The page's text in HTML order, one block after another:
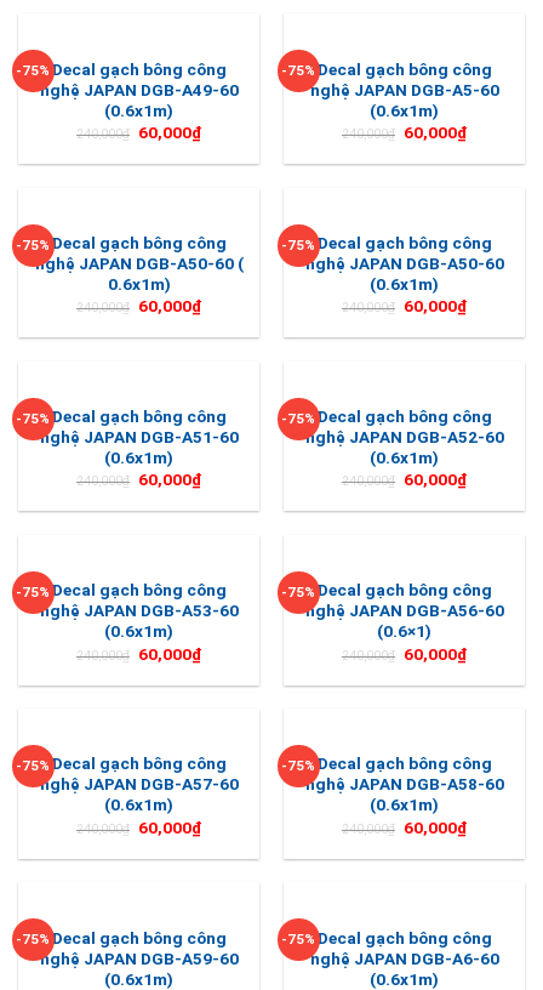
-75% Decal gạch bông công
nghệ JAPAN DGB-A49-60
(0.6x1m)
240,000₫ 60,000₫
-75% Decal gạch bông công
nghệ JAPAN DGB-A5-60
(0.6x1m)
240,000₫ 60,000₫
-75% Decal gạch bông công
nghệ JAPAN DGB-A50-60 (
0.6x1m)
240,000₫ 60,000₫
-75% Decal gạch bông công
nghệ JAPAN DGB-A50-60
(0.6x1m)
240,000₫ 60,000₫
-75% Decal gạch bông công
nghệ JAPAN DGB-A51-60
(0.6x1m)
240,000₫ 60,000₫
-75% Decal gạch bông công
nghệ JAPAN DGB-A52-60
(0.6x1m)
240,000₫ 60,000₫
-75% Decal gạch bông công
nghệ JAPAN DGB-A53-60
(0.6x1m)
240,000₫ 60,000₫
-75% Decal gạch bông công
nghệ JAPAN DGB-A56-60
(0.6×1)
240,000₫ 60,000₫
-75% Decal gạch bông công
nghệ JAPAN DGB-A57-60
(0.6x1m)
240,000₫ 60,000₫
-75% Decal gạch bông công
nghệ JAPAN DGB-A58-60
(0.6x1m)
240,000₫ 60,000₫
-75% Decal gạch bông công
nghệ JAPAN DGB-A59-60
(0.6x1m)
-75% Decal gạch bông công
nghệ JAPAN DGB-A6-60
(0.6x1m)